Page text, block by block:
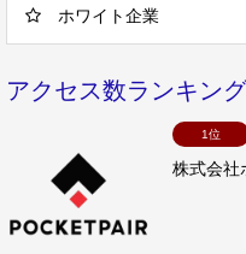
ホワイト企業
アクセス数ランキング
1位
株式会社